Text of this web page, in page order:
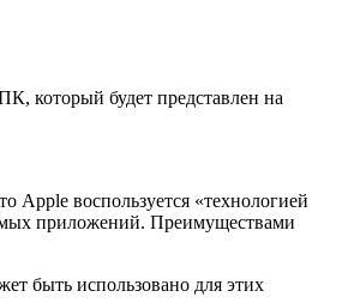
который будет представлен на
Apple воспользуется «технологией
приложений. Преимуществами
быть использовано для этих